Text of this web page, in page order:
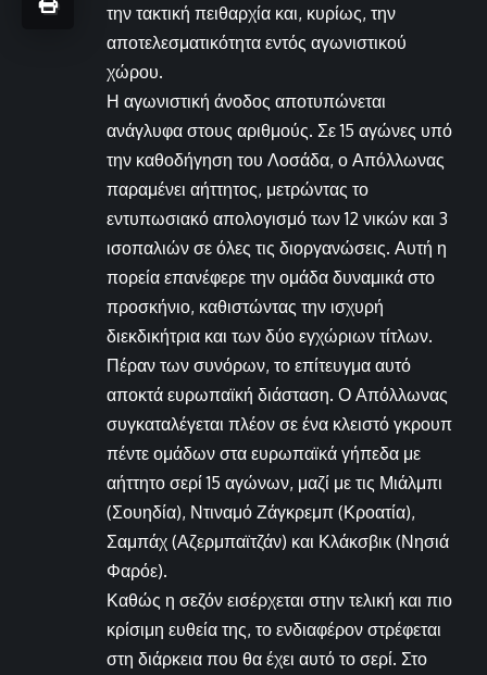
την τακτική πειθαρχία και, κυρίως, την
αποτελεσματικότητα εντός αγωνιστικού
χώρου.
Η αγωνιστική άνοδος αποτυπώνεται
ανάγλυφα στους αριθμούς. Σε 15 αγώνες υπό
την καθοδήγηση του Λοσάδα, ο Απόλλωνας
παραμένει αήττητος, μετρώντας το
εντυπωσιακό απολογισμό των 12 νικών και 3
ισοπαλιών σε όλες τις διοργανώσεις. Αυτή η
πορεία επανέφερε την ομάδα δυναμικά στο
προσκήνιο, καθιστώντας την ισχυρή
διεκδικήτρια και των δύο εγχώριων τίτλων.
Πέραν των συνόρων, το επίτευγμα αυτό
αποκτά ευρωπαϊκή διάσταση. Ο Απόλλωνας
συγκαταλέγεται πλέον σε ένα κλειστό γκρουπ
πέντε ομάδων στα ευρωπαϊκά γήπεδα με
αήττητο σερί 15 αγώνων, μαζί με τις Μιάλμπι
(Σουηδία), Ντιναμό Ζάγκρεμπ (Κροατία),
Σαμπάχ (Αζερμπαϊτζάν) και Κλάκσβικ (Νησιά
Φαρόε).
Καθώς η σεζόν εισέρχεται στην τελική και πιο
κρίσιμη ευθεία της, το ενδιαφέρον στρέφεται
στη διάρκεια που θα έχει αυτό το σερί. Στο